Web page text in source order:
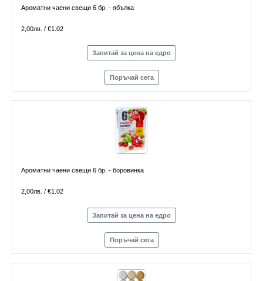
Ароматни чаени свещи 6 бр. - ябълка
2,00лв. / €1.02
Запитай за цена на едро
Поръчай сега
Ароматни чаени свещи 6 бр. - боровинка
2,00лв. / €1.02
Запитай за цена на едро
Поръчай сега